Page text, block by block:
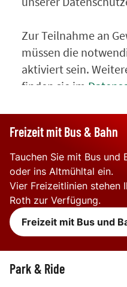
Freizeit mit Bus & Bahn
Tauchen Sie mit Bus und
oder ins Altmühltal ein.
Vier Freizeitlinien stehen
Roth zur Verfügung.
Freizeit mit Bus und
Park & Ride